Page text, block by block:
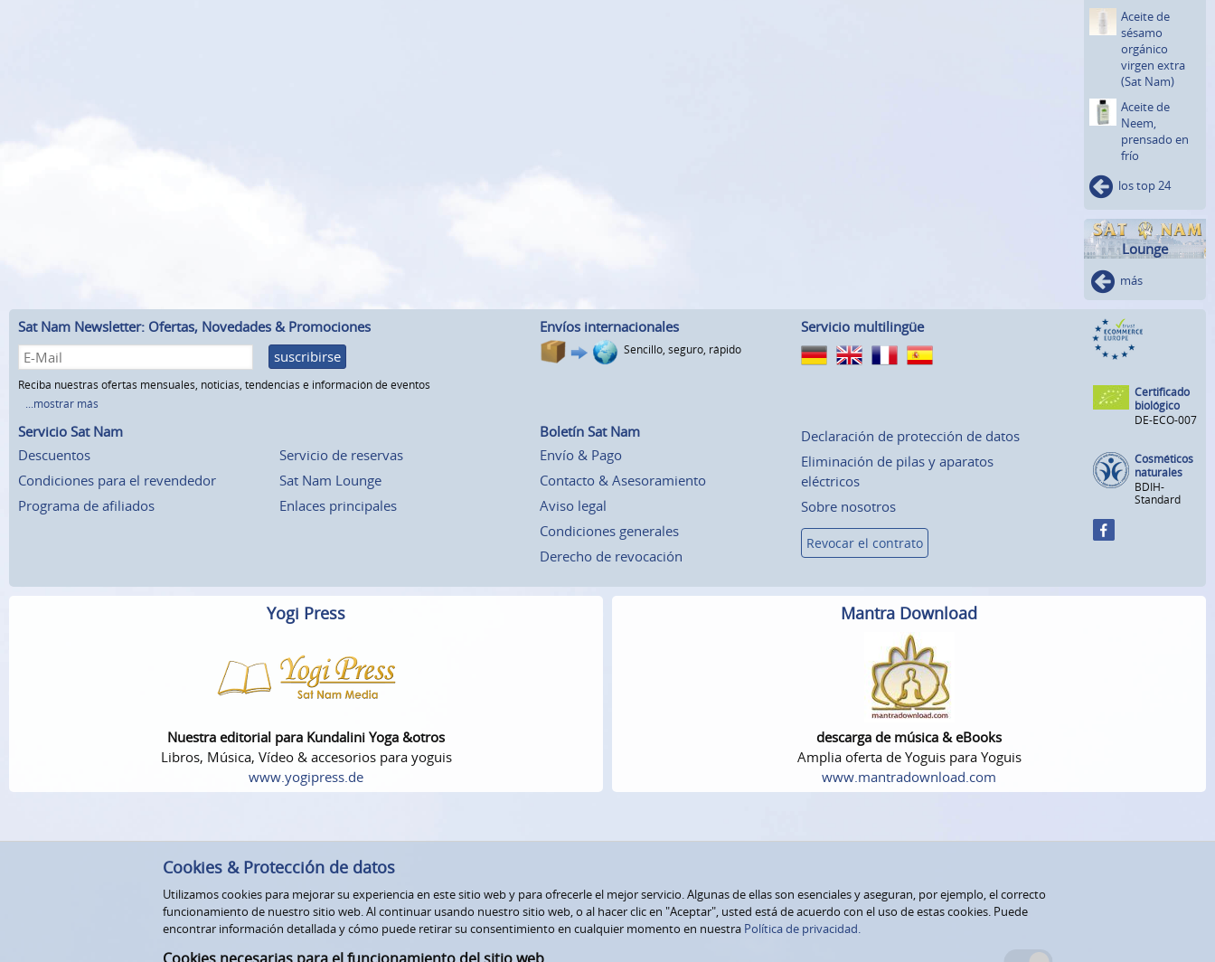
Aceite de
sésamo
orgánico
virgen extra
(Sat Nam)
Aceite de
Neem,
prensado en
frío
los top 24
Lounge
más
Sat Nam Newsletter: Ofertas, Novedades & Promociones
suscribirse
Reciba nuestras ofertas mensuales, noticias, tendencias e información de eventos
...mostrar más
Envíos internacionales
Sencillo, seguro, rápido
Servicio multilingüe
Servicio Sat Nam
Descuentos
Condiciones para el revendedor
Programa de afiliados
Servicio de reservas
Sat Nam Lounge
Enlaces principales
Boletín Sat Nam
Envío & Pago
Contacto & Asesoramiento
Aviso legal
Condiciones generales
Derecho de revocación
Declaración de protección de datos
Eliminación de pilas y aparatos
eléctricos
Sobre nosotros
Revocar el contrato
Certificado
biológico
DE-ECO-007
Cosméticos
naturales
BDIH-
Standard
Yogi Press
Nuestra editorial para Kundalini Yoga &otros
Libros, Música, Vídeo & accesorios para yoguis
www.yogipress.de
Mantra Download
descarga de música & eBooks
Amplia oferta de Yoguis para Yoguis
www.mantradownload.com
Cookies & Protección de datos
Utilizamos cookies para mejorar su experiencia en este sitio web y para ofrecerle el mejor servicio. Algunas de ellas son esenciales y aseguran, por ejemplo, el correcto
funcionamiento de nuestro sitio web. Al continuar usando nuestro sitio web, o al hacer clic en "Aceptar", usted está de acuerdo con el uso de estas cookies. Puede
encontrar información detallada y cómo puede retirar su consentimiento en cualquier momento en nuestra Política de privacidad.